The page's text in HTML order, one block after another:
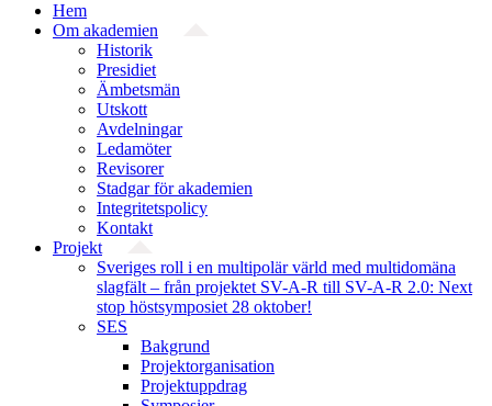
Hem
Om akademien
Historik
Presidiet
Ämbetsmän
Utskott
Avdelningar
Ledamöter
Revisorer
Stadgar för akademien
Integritetspolicy
Kontakt
Projekt
Sveriges roll i en multipolär värld med multidomäna
slagfält – från projektet SV-A-R till SV-A-R 2.0: Next
stop höstsymposiet 28 oktober!
SES
Bakgrund
Projekt­organisation
Projektuppdrag